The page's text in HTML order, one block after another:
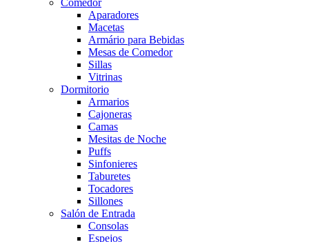
Comedor
Aparadores
Macetas
Armário para Bebidas
Mesas de Comedor
Sillas
Vitrinas
Dormitorio
Armarios
Cajoneras
Camas
Mesitas de Noche
Puffs
Sinfonieres
Taburetes
Tocadores
Sillones
Salón de Entrada
Consolas
Espejos